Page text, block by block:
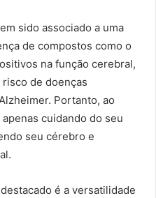
sido associado a uma
de compostos como o
na função cerebral,
de doenças
Portanto, ao
cuidando do seu
seu cérebro e
é a versatilidade